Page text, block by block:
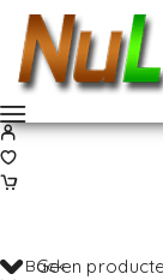
Geen
Back